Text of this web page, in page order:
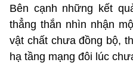
Bên cạnh những kết
thẳng thắn nhìn nhận
vật chất chưa đồng bộ,
hạ tầng mạng đôi lúc